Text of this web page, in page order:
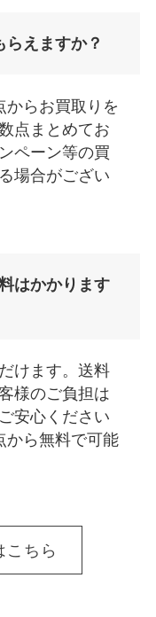
らえますか？
からお買取りを
点まとめてお
ペーン等の買
場合がござい
はかかります
けます。送料
様のご負担は
安心ください
から無料で可能
こちら